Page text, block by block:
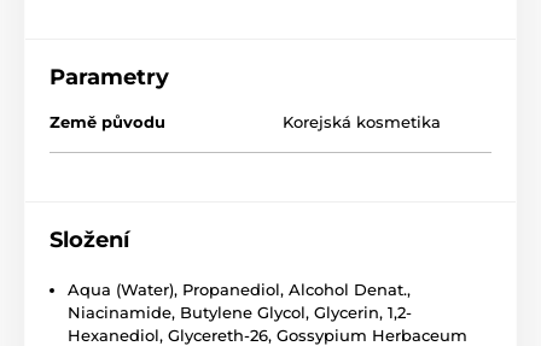
Parametry
Země původu Korejská kosmetika
Složení
Aqua (Water), Propanediol, Alcohol Denat.,
Niacinamide, Butylene Glycol, Glycerin, 1,2-
Hexanediol, Glycereth-26, Gossypium Herbaceum